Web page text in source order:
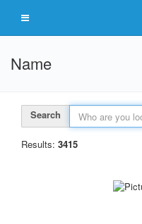
Name
Search
Results: 3415